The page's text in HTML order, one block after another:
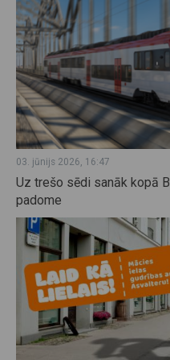
03. jūnijs 2026, 16:47
Uz trešo sēdi sanāk kopā
padome